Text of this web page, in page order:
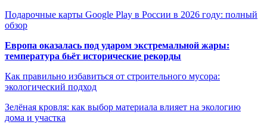
Подарочные карты Google Play в России в 2026 году: полный
обзор
Европа оказалась под ударом экстремальной жары:
температура бьёт исторические рекорды
Как правильно избавиться от строительного мусора:
экологический подход
Зелёная кровля: как выбор материала влияет на экологию
дома и участка